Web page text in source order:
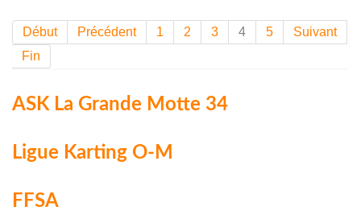
Début Précédent 1 2 3 4 5
Suivant
Fin
ASK La Grande Motte 34
Ligue Karting O-M
FFSA